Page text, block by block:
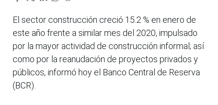
El sector construcción creció 15.2 % en enero de
este año frente a similar mes del 2020, impulsado
por la mayor actividad de construcción informal; así
como por la reanudación de proyectos privados y
públicos, informó hoy el Banco Central de Reserva
(BCR).